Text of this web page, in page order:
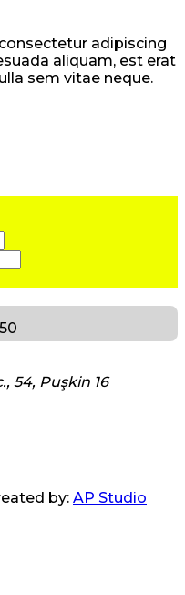
adipiscing
aliquam, est erat
sem vitae neque.
54, Puşkin 16
by: AP Studio